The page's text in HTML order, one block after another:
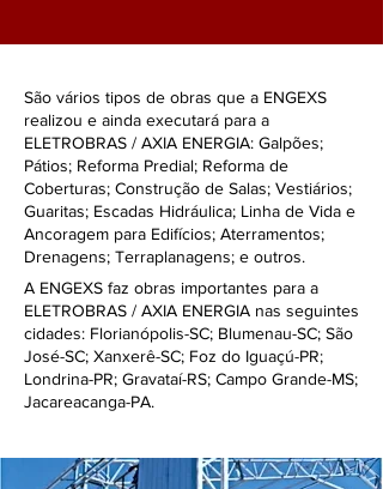
São vários tipos de obras que a ENGEXS
realizou e ainda executará para a
ELETROBRAS / AXIA ENERGIA: Galpões;
Pátios; Reforma Predial; Reforma de
Coberturas; Construção de Salas; Vestiários;
Guaritas; Escadas Hidráulica; Linha de Vida e
Ancoragem para Edifícios; Aterramentos;
Drenagens; Terraplanagens; e outros.
A ENGEXS faz obras importantes para a
ELETROBRAS / AXIA ENERGIA nas seguintes
cidades: Florianópolis-SC; Blumenau-SC; São
José-SC; Xanxerê-SC; Foz do Iguaçú-PR;
Londrina-PR; Gravataí-RS; Campo Grande-MS;
Jacareacanga-PA.